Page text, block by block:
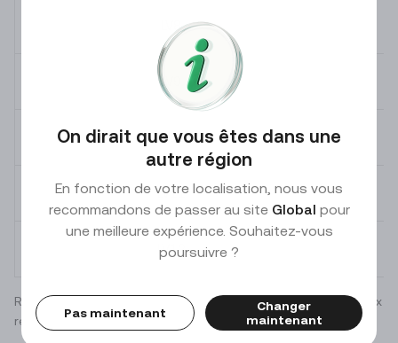
8
LV
LV 10
LV11
LV12
Remarque : les frais varient selon la crypto. Reportez-vous aux
résultats de la transaction pour connaître les frais facturés.
On dirait que vous êtes dans une
autre région
En fonction de votre localisation, nous vous
recommandons de passer au site Global pour
une meilleure expérience. Souhaitez-vous
poursuivre ?
Pas maintenant
Changer
maintenant